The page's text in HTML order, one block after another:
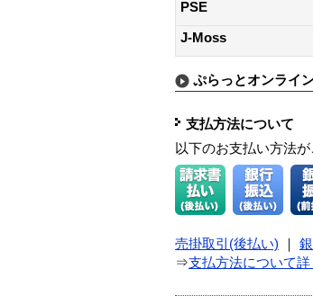
PSE
J-Moss
ぷらっとオンライ
支払方法について
以下のお支払い方法が
売掛取引(後払い) ｜
⇒支払方法について